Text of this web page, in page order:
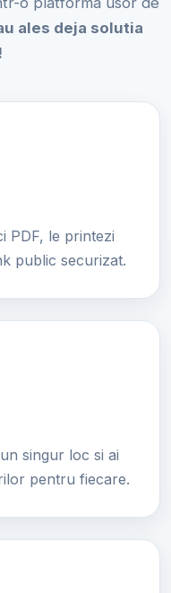
ales deja solutia
PDF, le printezi
public securizat.
singur loc si ai
pentru fiecare.